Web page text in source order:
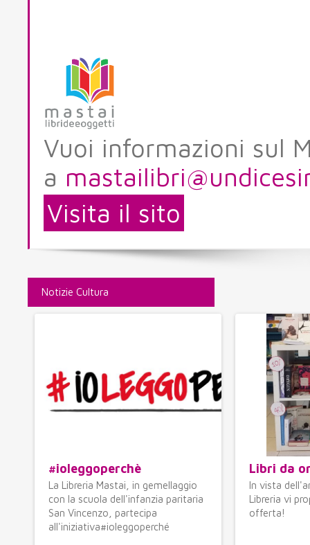
Vuoi informazioni sul
a
Visita il sito
Notizie Cultura
#ioleggoperchè
La Libreria Mastai, in gemellaggio
con la scuola dell'infanzia paritaria
San Vincenzo, partecipa
all'iniziativa#ioleggoperché
Libri da
In vista
Libreria vi
offerta!